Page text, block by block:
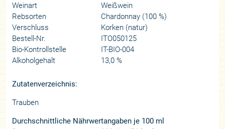
Weinart
Weißwein
Rebsorten
Chardonnay (100 %)
Verschluss
Korken (natur)
Bestell-Nr.
ITO050125
Bio-Kontrollstelle
IT-BIO-004
Alkoholgehalt
13,0 %
Zutatenverzeichnis:
Trauben
Durchschnittliche Nährwertangaben je 100 ml